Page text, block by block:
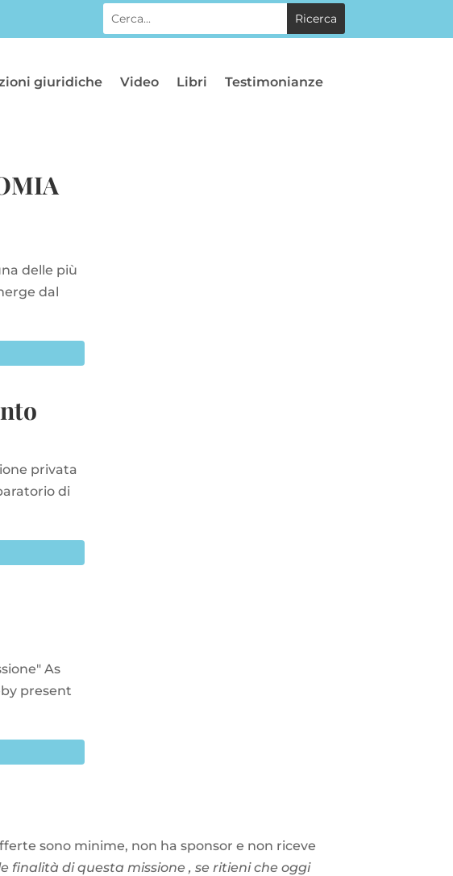
giuridiche Video Libri
Testimonianze
delle più
dal
privata
di
As
present
sono minime, non ha sponsor e non riceve
finalità di questa missione , se ritieni che oggi